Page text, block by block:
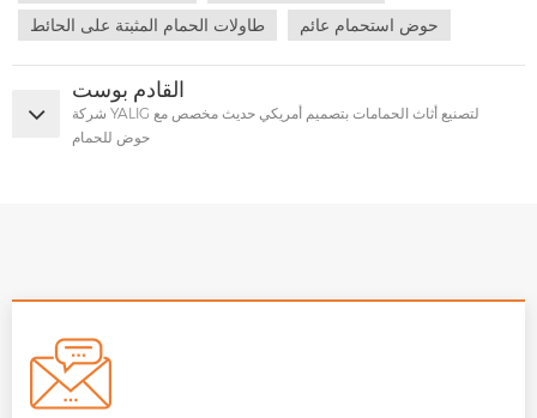
طاولات الحمام المثبتة على الحائط
حوض استحمام عائم
القادم بوست
شركة YALIG لتصنيع أثاث الحمامات بتصميم أمريكي حديث مخصص مع
حوض للحمام